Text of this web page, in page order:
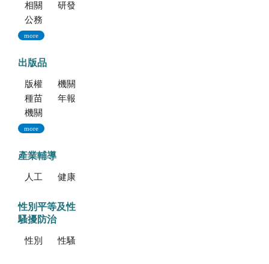
相關法規
研發成果
公務出國報告資訊網
more
出版品
版權聲明--本網站發表之所有文章，係為學術研究成果，不得引用於產品及食品之標示、宣傳及廣告。若不當引用，應自負法律責任。
機關簡介
種苗科技專訊
年報
機關誌
more
產業輔導
人工培植拖鞋蘭 健康種苗驗證
性別平等及性
騷擾防治
性別平等專區 性騷擾防治專區